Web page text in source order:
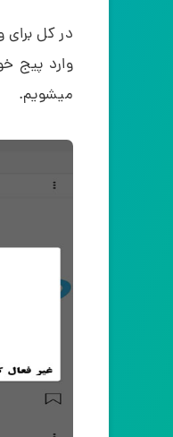
در کل
وارد پیج
میشویم.